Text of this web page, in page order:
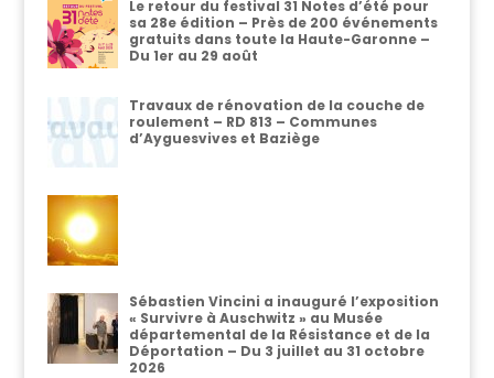
Le retour du festival 31 Notes d’été pour
sa 28e édition – Près de 200 événements
gratuits dans toute la Haute-Garonne –
Du 1er au 29 août
Travaux de rénovation de la couche de
roulement – RD 813 – Communes
d’Ayguesvives et Baziège
Sébastien Vincini a inauguré l’exposition
« Survivre à Auschwitz » au Musée
départemental de la Résistance et de la
Déportation – Du 3 juillet au 31 octobre
2026